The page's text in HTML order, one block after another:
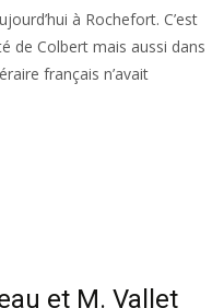
à Rochefort. C’est
de Colbert mais aussi dans
français n’avait
et M. Vallet